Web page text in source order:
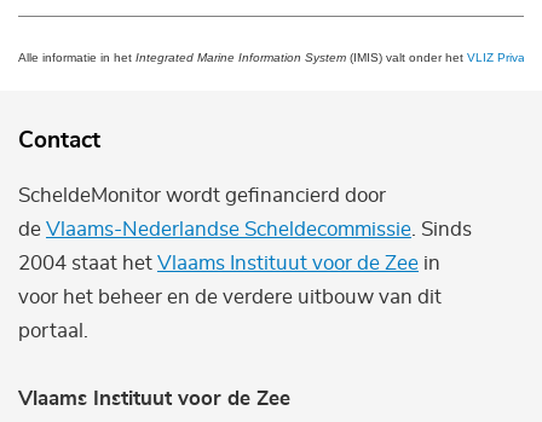
Alle informatie in het Integrated Marine Information System (IMIS) valt onder het VLIZ Privacy
Contact
ScheldeMonitor wordt gefinancierd door
de Vlaams-Nederlandse Scheldecommissie . Sinds
2004 staat het Vlaams Instituut voor de Zee in
voor het beheer en de verdere uitbouw van dit
portaal.
Vlaams Instituut voor de Zee